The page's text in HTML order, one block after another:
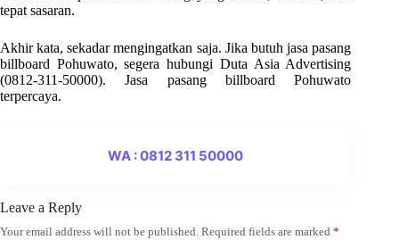
tepat sasaran.
Akhir kata, sekadar mengingatkan saja. Jika butuh jasa pasang
billboard Pohuwato, segera hubungi Duta Asia Advertising
(0812-311-50000). Jasa pasang billboard Pohuwato
terpercaya.
WA : 0812 311 50000
Leave a Reply
Your email address will not be published. Required fields are marked *